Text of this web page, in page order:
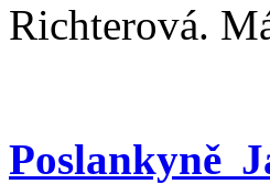
Richterová.
Poslankyně